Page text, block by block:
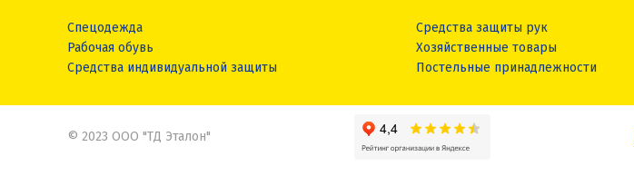
Спецодежда
Рабочая обувь
Средства индивидуальной защиты
Средства защиты рук
Хозяйственные товары
Постельные принадлежности
© 2023 ООО "ТД Эталон"